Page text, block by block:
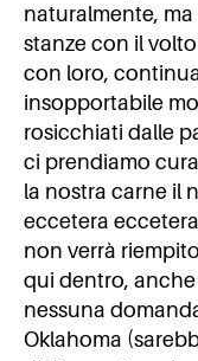
naturalmente,
stanze con il
con loro,
insopportabile
rosicchiati dalle
ci prendiamo
la nostra carne il
eccetera
non verrà
qui dentro,
nessuna
Oklahoma